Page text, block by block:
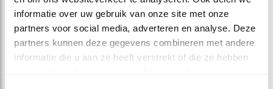
informatie over uw gebruik van onze site met onze
partners voor social media, adverteren en analyse. Deze
partners kunnen deze gegevens combineren met andere
informatie die u aan ze heeft verstrekt of die ze hebben